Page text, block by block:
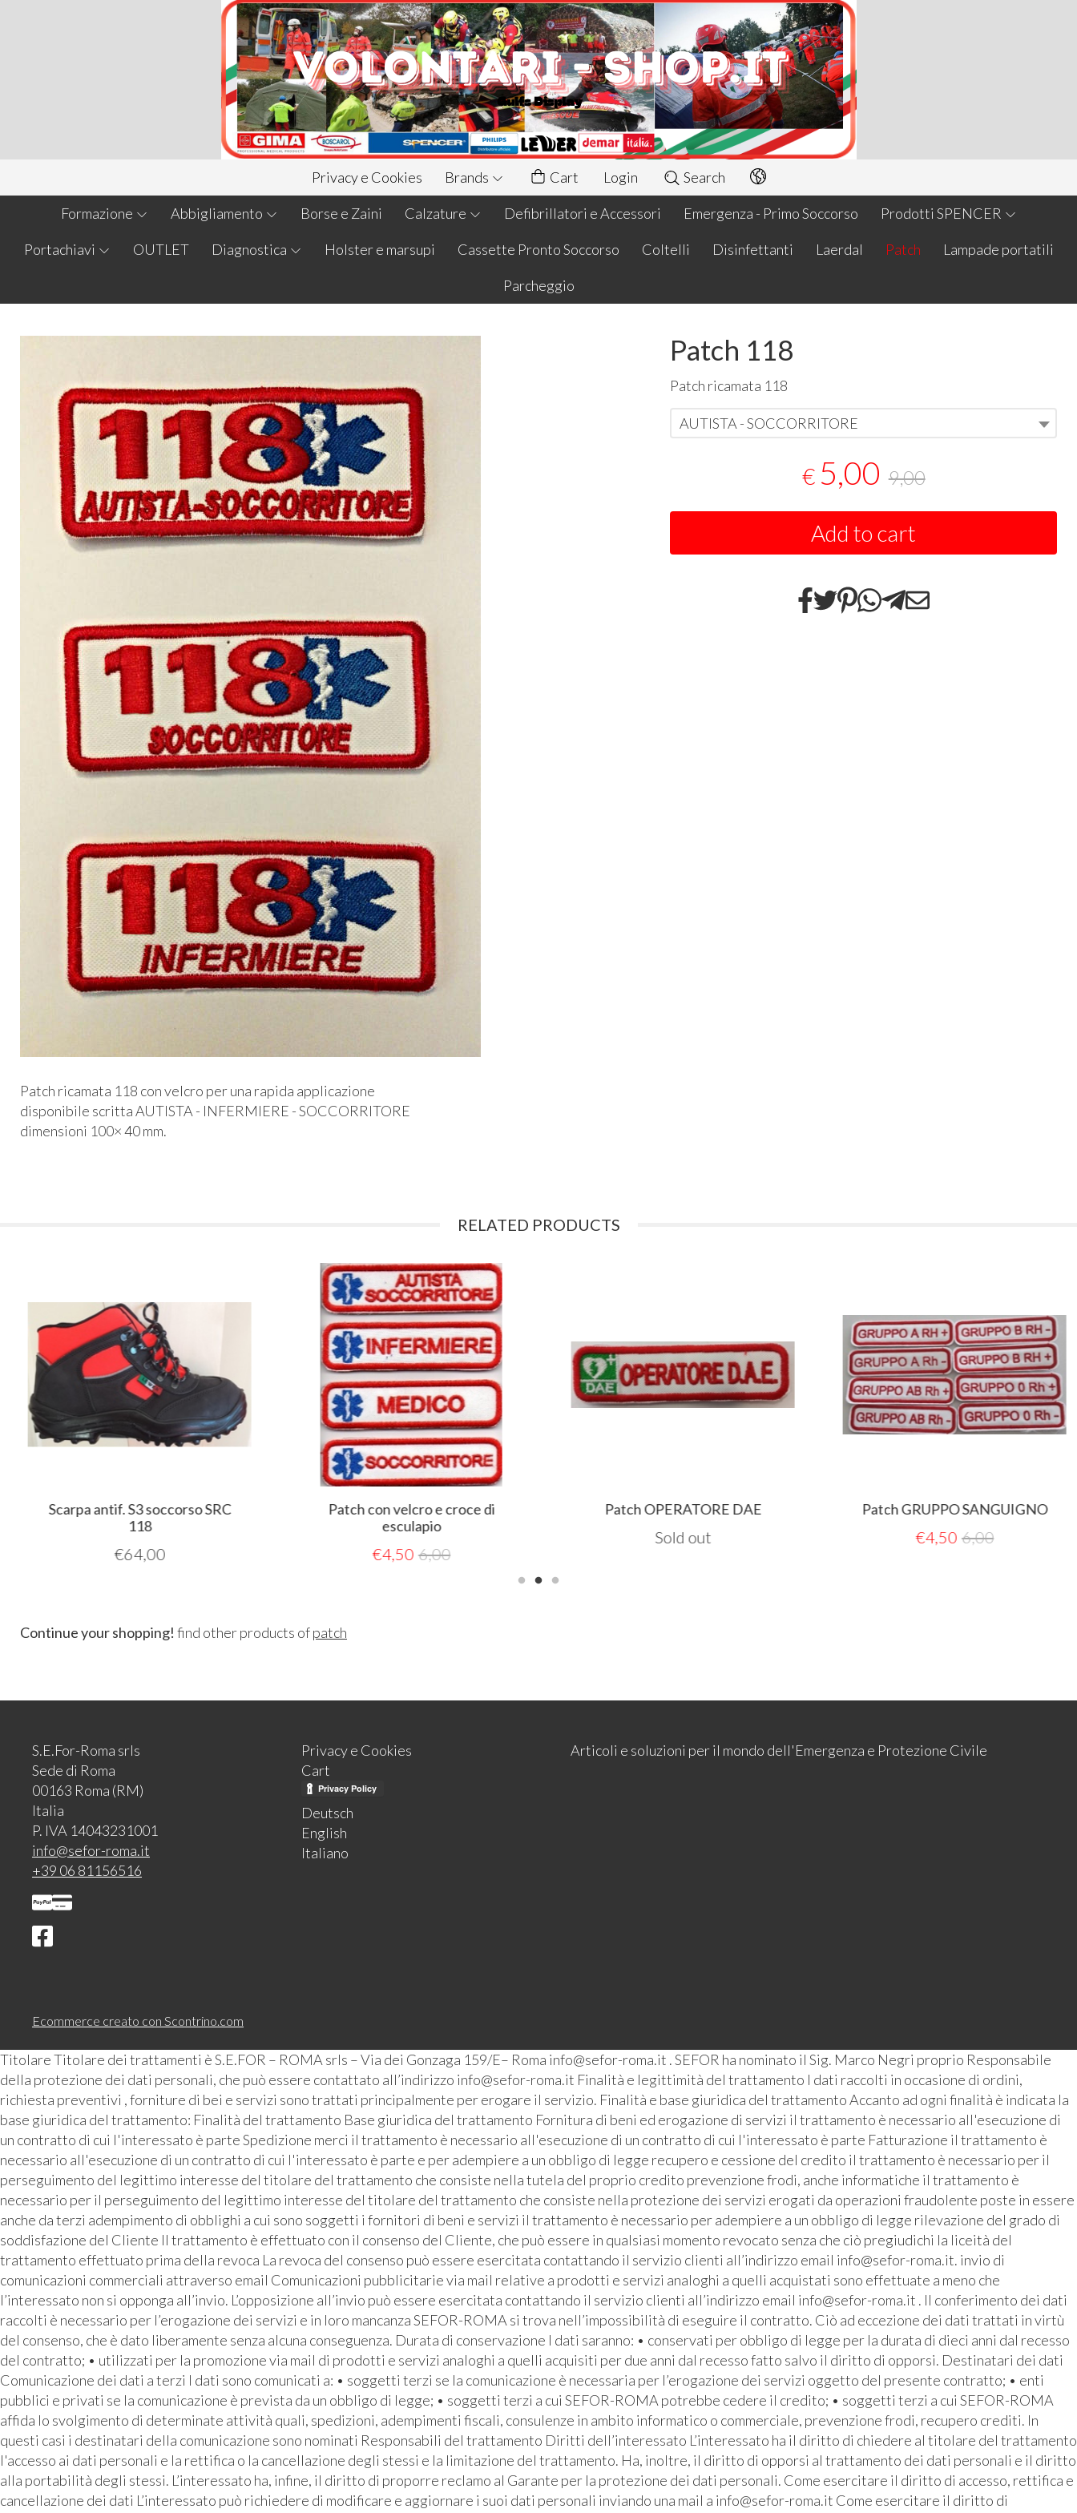
Privacy e Cookies Brands Cart Login Search
Formazione Abbigliamento Borse e Zaini Calzature Defibrillatori e Accessori Emergenza - Primo Soccorso Prodotti SPENCER
Portachiavi OUTLET Diagnostica Holster e marsupi Cassette Pronto Soccorso Coltelli Disinfettanti Laerdal Patch Lampade portatili
Parcheggio
Patch ricamata 118 con velcro per una rapida applicazione
disponibile scritta AUTISTA - INFERMIERE - SOCCORRITORE
dimensioni 100× 40 mm.
Patch 118
Patch ricamata 118
AUTISTA - SOCCORRITORE
€ 5,00 9,00
Add to cart
RELATED PRODUCTS
Scarpa antif. S3 soccorso SRC
118
€64,00
Patch con velcro e croce di
esculapio
€4,50 6,00
Patch OPERATORE DAE
Sold out
Patch GRUPPO SANGUIGNO
€4,50 6,00
Continue your shopping! find other products ofpatch
S.E.For-Roma srls
Sede di Roma
00163 Roma (RM)
Italia
P. IVA 14043231001
info@sefor-roma.it
+39 06 81156516
Privacy e Cookies
Cart
Deutsch
English
Italiano
Articoli e soluzioni per il mondo dell'Emergenza e Protezione Civile
Ecommerce creato con Scontrino.com
Titolare Titolare dei trattamenti è S.E.FOR – ROMA srls – Via dei Gonzaga 159/E– Roma info@sefor-roma.it . SEFOR ha nominato il Sig. Marco Negri proprio Responsabile
della protezione dei dati personali, che può essere contattato all’indirizzo info@sefor-roma.it Finalità e legittimità del trattamento I dati raccolti in occasione di ordini,
richiesta preventivi , forniture di bei e servizi sono trattati principalmente per erogare il servizio. Finalità e base giuridica del trattamento Accanto ad ogni finalità è indicata la
base giuridica del trattamento: Finalità del trattamento Base giuridica del trattamento Fornitura di beni ed erogazione di servizi il trattamento è necessario all'esecuzione di
un contratto di cui l'interessato è parte Spedizione merci il trattamento è necessario all'esecuzione di un contratto di cui l'interessato è parte Fatturazione il trattamento è
necessario all'esecuzione di un contratto di cui l'interessato è parte e per adempiere a un obbligo di legge recupero e cessione del credito il trattamento è necessario per il
perseguimento del legittimo interesse del titolare del trattamento che consiste nella tutela del proprio credito prevenzione frodi, anche informatiche il trattamento è
necessario per il perseguimento del legittimo interesse del titolare del trattamento che consiste nella protezione dei servizi erogati da operazioni fraudolente poste in essere
anche da terzi adempimento di obblighi a cui sono soggetti i fornitori di beni e servizi il trattamento è necessario per adempiere a un obbligo di legge rilevazione del grado di
soddisfazione del Cliente Il trattamento è effettuato con il consenso del Cliente, che può essere in qualsiasi momento revocato senza che ciò pregiudichi la liceità del
trattamento effettuato prima della revoca La revoca del consenso può essere esercitata contattando il servizio clienti all’indirizzo email info@sefor-roma.it. invio di
comunicazioni commerciali attraverso email Comunicazioni pubblicitarie via mail relative a prodotti e servizi analoghi a quelli acquistati sono effettuate a meno che
l’interessato non si opponga all’invio. L’opposizione all’invio può essere esercitata contattando il servizio clienti all’indirizzo email info@sefor-roma.it . Il conferimento dei dati
raccolti è necessario per l’erogazione dei servizi e in loro mancanza SEFOR-ROMA si trova nell’impossibilità di eseguire il contratto. Ciò ad eccezione dei dati trattati in virtù
del consenso, che è dato liberamente senza alcuna conseguenza. Durata di conservazione I dati saranno: • conservati per obbligo di legge per la durata di dieci anni dal recesso
del contratto; • utilizzati per la promozione via mail di prodotti e servizi analoghi a quelli acquisiti per due anni dal recesso fatto salvo il diritto di opporsi. Destinatari dei dati
Comunicazione dei dati a terzi I dati sono comunicati a: • soggetti terzi se la comunicazione è necessaria per l’erogazione dei servizi oggetto del presente contratto; • enti
pubblici e privati se la comunicazione è prevista da un obbligo di legge; • soggetti terzi a cui SEFOR-ROMA potrebbe cedere il credito; • soggetti terzi a cui SEFOR-ROMA
affida lo svolgimento di determinate attività quali, spedizioni, adempimenti fiscali, consulenze in ambito informatico o commerciale, prevenzione frodi, recupero crediti. In
questi casi i destinatari della comunicazione sono nominati Responsabili del trattamento Diritti dell’interessato L’interessato ha il diritto di chiedere al titolare del trattamento
l'accesso ai dati personali e la rettifica o la cancellazione degli stessi e la limitazione del trattamento. Ha, inoltre, il diritto di opporsi al trattamento dei dati personali e il diritto
alla portabilità degli stessi. L’interessato ha, infine, il diritto di proporre reclamo al Garante per la protezione dei dati personali. Come esercitare il diritto di accesso, rettifica e
cancellazione dei dati L’interessato può richiedere di modificare e aggiornare i suoi dati personali inviando una mail a info@sefor-roma.it Come esercitare il diritto di